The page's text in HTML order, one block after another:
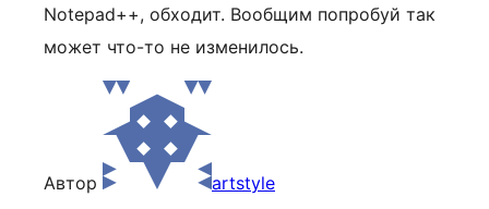
Notepad++, обходит. Вообщим попробуй так
может что-то не изменилось.
Автор artstyle